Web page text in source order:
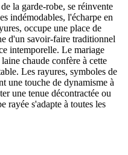
la garde-robe, se réinvente
indémodables, l'écharpe en
occupe une place de
d'un savoir-faire traditionnel
intemporelle. Le mariage
chaude confère à cette
Les rayures, symboles de
une touche de dynamisme à
une tenue décontractée ou
rayée s'adapte à toutes les